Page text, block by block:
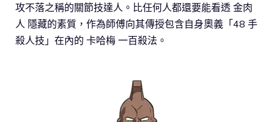
攻不落之稱的關節技達人。比任何人都還要能看透 金肉
人 隱藏的素質，作為師傅向其傳授包含自身奧義「48 手
殺人技」在內的 卡哈梅 一百殺法。